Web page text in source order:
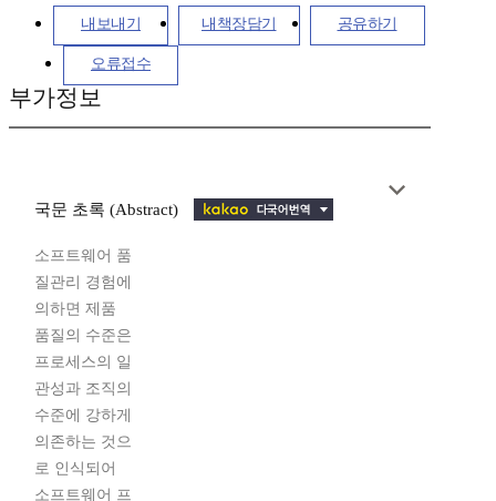
내보내기 내책장담기 공유하기
오류접수
부가정보
국문 초록 (Abstract)
소프트웨어 품
질관리 경험에
의하면 제품
품질의 수준은
프로세스의 일
관성과 조직의
수준에 강하게
의존하는 것으
로 인식되어
소프트웨어 프